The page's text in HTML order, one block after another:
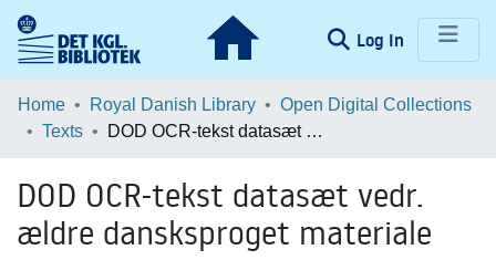
Log In (current)
Communities & Collections
Statistics
Home Royal Danish Library
Open Digital Collections
Texts
DOD OCR-tekst datasæt vedr. ældre dansksproget materiale
DOD OCR-tekst datasæt vedr.
ældre dansksproget materiale